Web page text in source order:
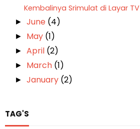
Kembalinya Srimulat di Layar TV
►June (4)
► May (1)
►April (2)
► March (1)
►January (2)
TAG'S